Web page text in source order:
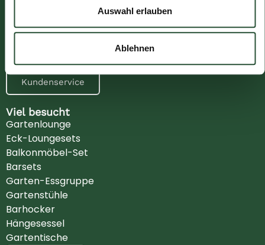
Auswahl erlauben
Ablehnen
Datenschutzerklärung
Vertrag widerrufen
Kundenservice
Viel besucht
Gartenlounge
Eck-Loungesets
Balkonmöbel-Set
Barsets
Garten-Essgruppe
Gartenstühle
Barhocker
Hängesessel
Gartentische